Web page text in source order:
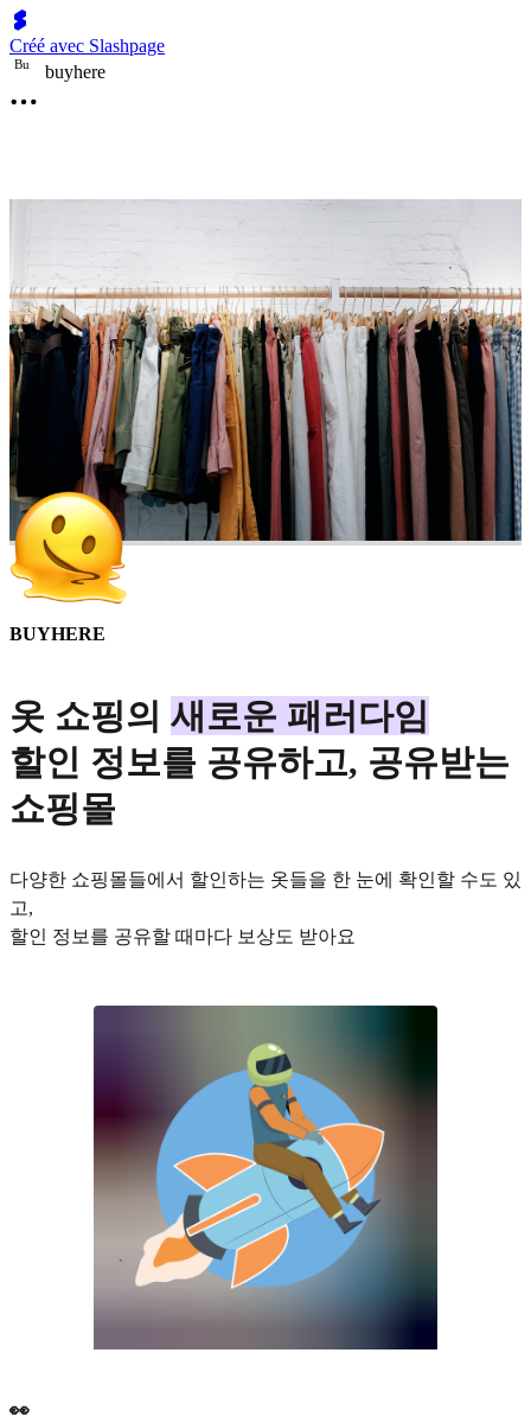
Créé avec Slashpage
Bu buyhere
BUYHERE
옷 쇼핑의 새로운 패러다임
할인 정보를 공유하고, 공유받는
쇼핑몰
다양한 쇼핑몰들에서 할인하는 옷들을 한 눈에 확인할 수도 있
고,
할인 정보를 공유할 때마다 보상도 받아요
👀